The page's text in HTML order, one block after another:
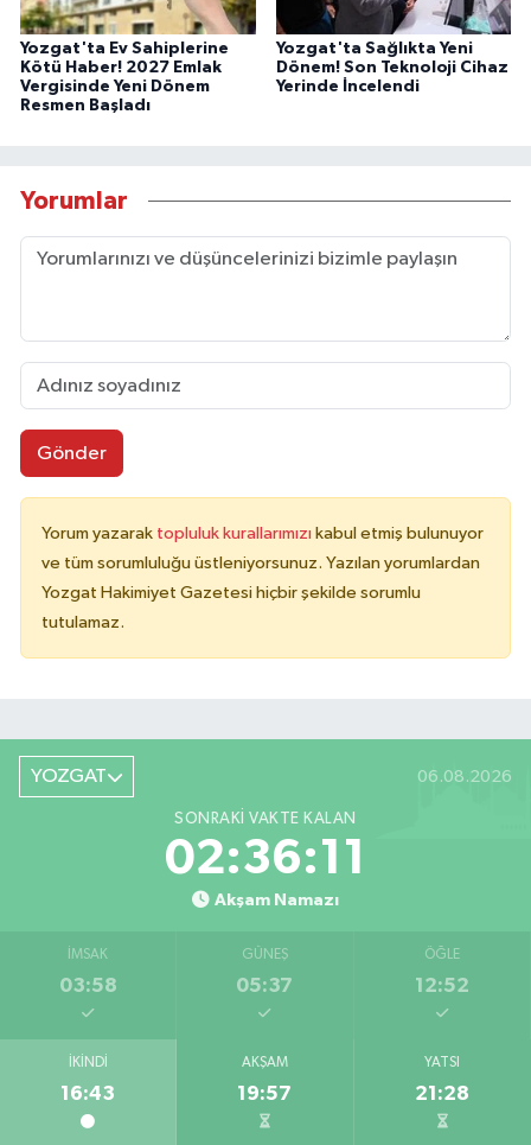
Yozgat'ta Ev Sahiplerine
Kötü Haber! 2027 Emlak
Vergisinde Yeni Dönem
Resmen Başladı
Yozgat'ta Sağlıkta Yeni
Dönem! Son Teknoloji Cihaz
Yerinde İncelendi
Yorumlar
Gönder
Yorum yazarak topluluk kurallarımızı kabul etmiş bulunuyor
ve tüm sorumluluğu üstleniyorsunuz. Yazılan yorumlardan
Yozgat Hakimiyet Gazetesi hiçbir şekilde sorumlu
tutulamaz.
YOZGAT 06.08.2026
SONRAKI VAKTE KALAN
02:36:11
Akşam Namazı
İMSAK
03:58
GÜNEŞ
05:37
ÖĞLE
12:52
İKINDI
16:43
AKŞAM
19:57
YATSI
21:28